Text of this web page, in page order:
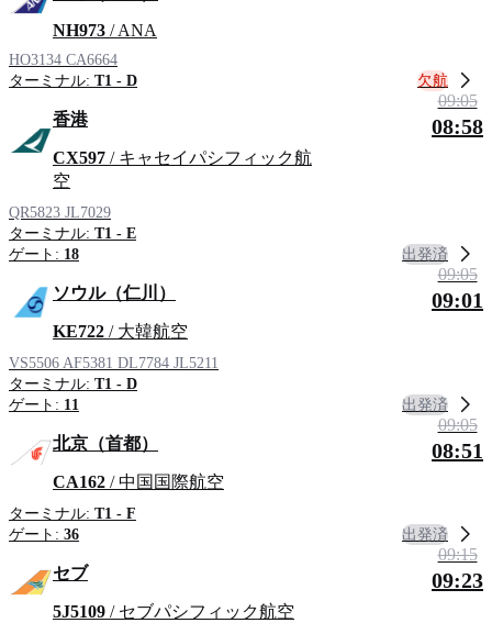
NH973 / ANA
HO3134 CA6664
ターミナル: T1 - D 欠航
香港
CX597 / キャセイパシフィック航
空
QR5823 JL7029
ターミナル: T1 - E
ゲート: 18
09:05
08:58
出発済
ソウル（仁川）
KE722 / 大韓航空
VS5506 AF5381 DL7784 JL5211
ターミナル: T1 - D
ゲート: 11
09:05
09:01
出発済
北京（首都）
CA162 / 中国国際航空
ターミナル: T1 - F
ゲート: 36
09:05
08:51
出発済
セブ
5J5109 / セブパシフィック航空
09:15
09:23